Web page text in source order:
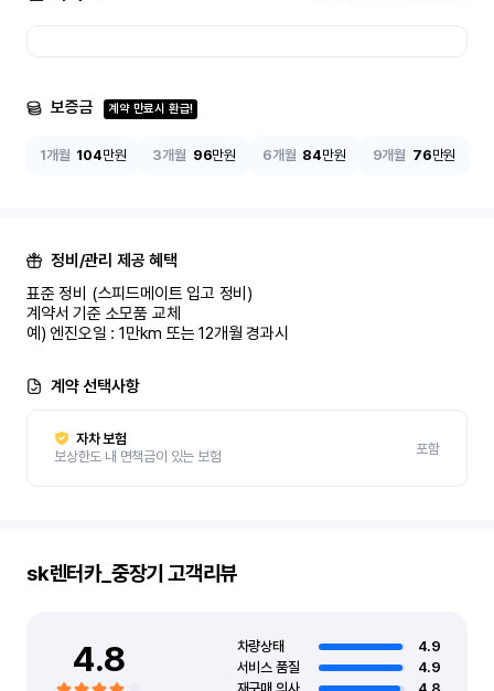
보증금 계약 만료시 환급!
1개월 104만원 3개월 96만원 6개월 84만원 9개월 76만원
정비/관리 제공 혜택
표준 정비 (스피드메이트 입고 정비)
계약서 기준 소모품 교체
예) 엔진오일 : 1만km 또는 12개월 경과시
계약 선택사항
자차 보험
보상한도 내 면책금이 있는 보험
포함
sk렌터카_중장기 고객리뷰
4.8 차량상태
4.9
서비스 품질
4.9